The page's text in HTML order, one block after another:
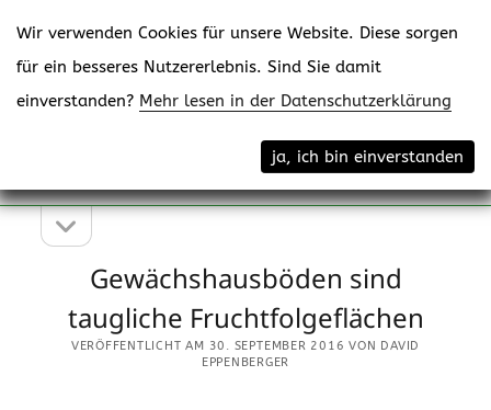
Menü
Seitenleiste
Seitenleiste
öffnen
Gewächshausböden sind
taugliche Fruchtfolgeflächen
VERÖFFENTLICHT AM 30. SEPTEMBER 2016 VON DAVID
EPPENBERGER
Wir verwenden Cookies für unsere Website. Diese sorgen
für ein besseres Nutzererlebnis. Sind Sie damit
einverstanden? Mehr lesen in der Datenschutzerklärung
ja, ich bin einverstanden